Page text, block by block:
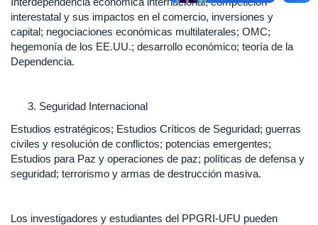
interestatal y sus impactos en el comercio, inversiones y
capital; negociaciones económicas multilaterales; OMC;
hegemonía de los EE.UU.; desarrollo económico; teoría de la
Dependencia.
Seguridad Internacional
Estudios estratégicos; Estudios Críticos de Seguridad; guerras
civiles y resolución de conflictos; potencias emergentes;
Estudios para Paz y operaciones de paz; políticas de defensa y
seguridad; terrorismo y armas de destrucción masiva.
Los investigadores y estudiantes del PPGRI-UFU pueden